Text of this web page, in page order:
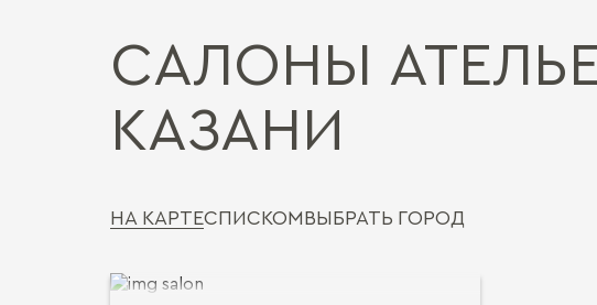
САЛОНЫ АТЕЛЬЕ
КАЗАНИ
НА КАРТЕСПИСКОМВЫБРАТЬ ГОРОД